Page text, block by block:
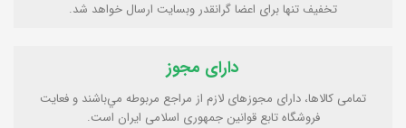
تخفیف تنها برای اعضا گرانقدر وبسایت ارسال خواهد شد.
دارای مجوز
تمامی كالاها، دارای مجوزهای لازم از مراجع مربوطه مي‌باشند و فعایت
فروشگاه تابع قوانين جمهوری اسلامی ايران است.